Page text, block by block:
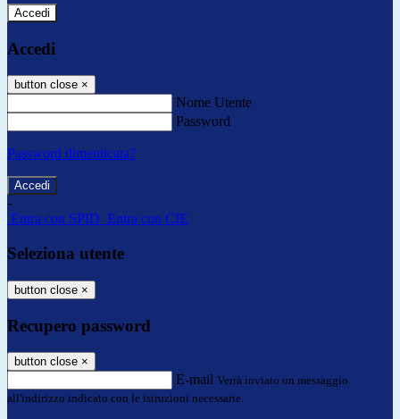
Accedi
Accedi
button close ×
Nome Utente
Password
Password dimenticata?
-
Entra con SPID Entra con CIE
Seleziona utente
button close ×
Recupero password
button close ×
E-mail Verrà inviato un messaggio
all'indirizzo indicato con le istruzioni necessarie.